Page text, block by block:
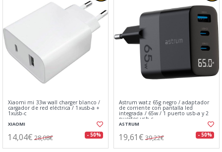
Xiaomi mi 33w wall charger blanco /
cargador de red eléctrica / 1xusb-a +
1xusb-c
XIAOMI
14,04€ 28,08€ - 50%
Astrum watz 65g negro / adaptador
de corriente con pantalla led
integrada / 65w / 1 puerto usb-a y 2
puertos usb-c
ASTRUM
19,61€ 39,22€ - 50%